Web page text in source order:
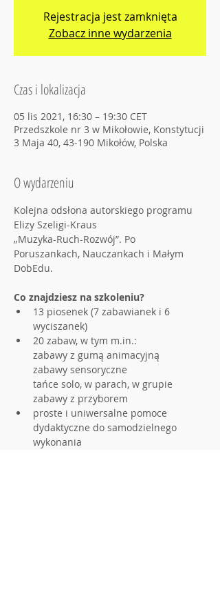
Rejestracja jest zamknięta
Zobacz inne wydarzenia
Czas i lokalizacja
05 lis 2021, 16:30 – 19:30 CET
Przedszkole nr 3 w Mikołowie, Konstytucji
3 Maja 40, 43-190 Mikołów, Polska
O wydarzeniu
Kolejna odsłona autorskiego programu
Elizy Szeligi-Kraus
„Muzyka-Ruch-Rozwój”. Po
Poruszankach, Nauczankach i Małym
DobEdu.
Co znajdziesz na szkoleniu?
13 piosenek (7 zabawianek i 6
wyciszanek)
20 zabaw, w tym m.in.:
zabawy z gumą animacyjną
zabawy sensoryczne
tańce solo, w parach, w grupie
zabawy z przyborem
proste i uniwersalne pomoce
dydaktyczne do samodzielnego
wykonania